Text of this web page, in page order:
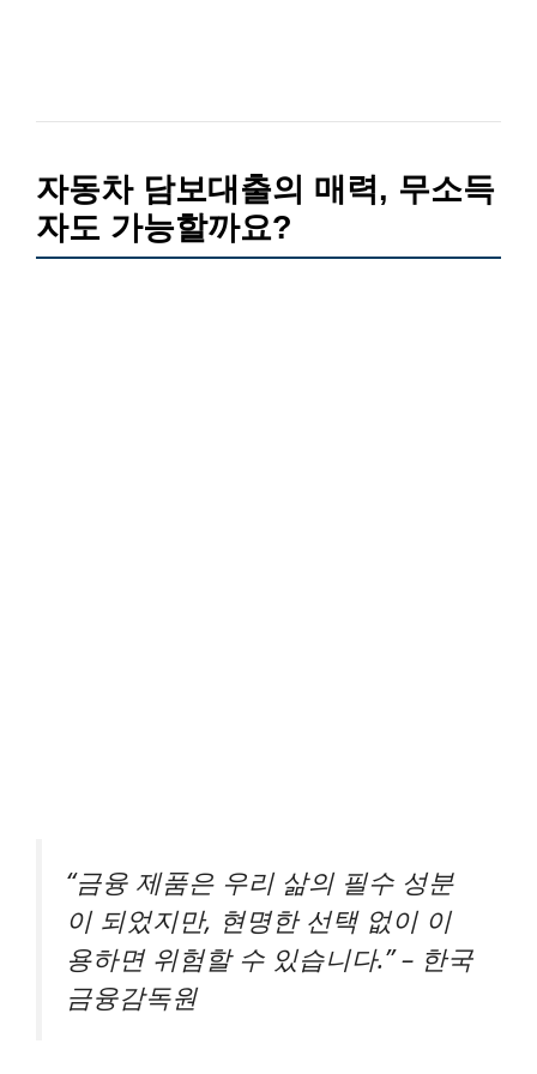
자동차 담보대출의 매력, 무소득
자도 가능할까요?
“금융 제품은 우리 삶의 필수 성분
이 되었지만, 현명한 선택 없이 이
용하면 위험할 수 있습니다.” – 한국
금융감독원